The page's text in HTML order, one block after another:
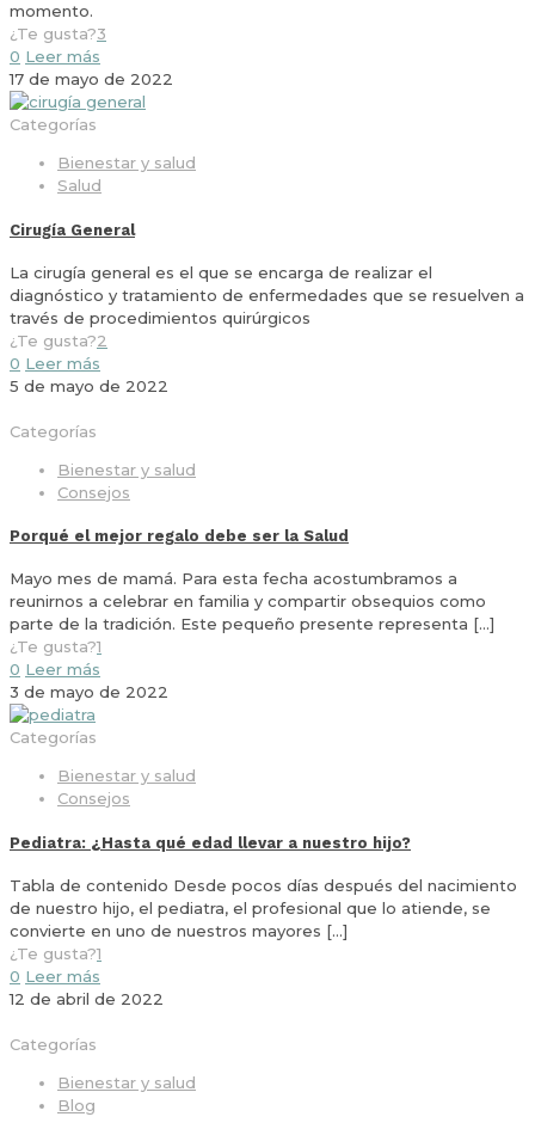
momento.
¿Te gusta?3
0 Leer más
17 de mayo de 2022
Categorías
Bienestar y salud
Salud
Cirugía General
La cirugía general es el que se encarga de realizar el
diagnóstico y tratamiento de enfermedades que se resuelven a
través de procedimientos quirúrgicos
¿Te gusta?2
0 Leer más
5 de mayo de 2022
Categorías
Bienestar y salud
Consejos
Porqué el mejor regalo debe ser la Salud
Mayo mes de mamá. Para esta fecha acostumbramos a
reunirnos a celebrar en familia y compartir obsequios como
parte de la tradición. Este pequeño presente representa […]
¿Te gusta?1
0 Leer más
3 de mayo de 2022
Categorías
Bienestar y salud
Consejos
Pediatra: ¿Hasta qué edad llevar a nuestro hijo?
Tabla de contenido Desde pocos días después del nacimiento
de nuestro hijo, el pediatra, el profesional que lo atiende, se
convierte en uno de nuestros mayores […]
¿Te gusta?1
0 Leer más
12 de abril de 2022
Categorías
Bienestar y salud
Blog